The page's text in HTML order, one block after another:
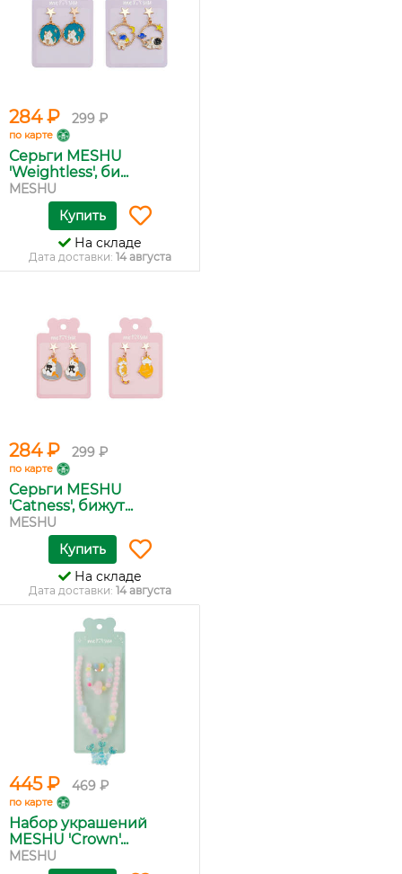
284 ₽ 299 ₽
по карте
Серьги MESHU
'Weightless', би...
MESHU
Купить
На складе
Дата доставки: 14 августа
284 ₽ 299 ₽
по карте
Серьги MESHU
'Catness', бижут...
MESHU
Купить
На складе
Дата доставки: 14 августа
445 ₽ 469 ₽
по карте
Набор украшений
MESHU 'Crown'...
MESHU